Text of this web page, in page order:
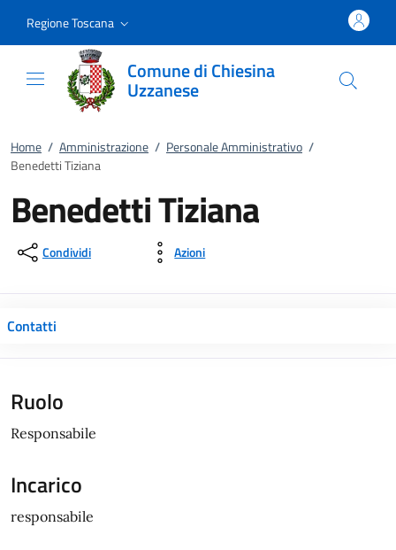
Regione Toscana
Comune di Chiesina
Uzzanese
Home / Amministrazione / Personale Amministrativo /
Benedetti Tiziana
Benedetti Tiziana
Condividi Azioni
Contatti
Ruolo
Responsabile
Incarico
responsabile